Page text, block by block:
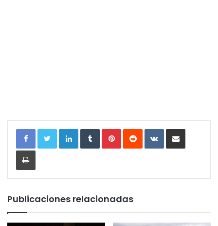
LinkedInTumblrPinterestReddit VKontakteCompartir por correo
Imprimir
Publicaciones relacionadas